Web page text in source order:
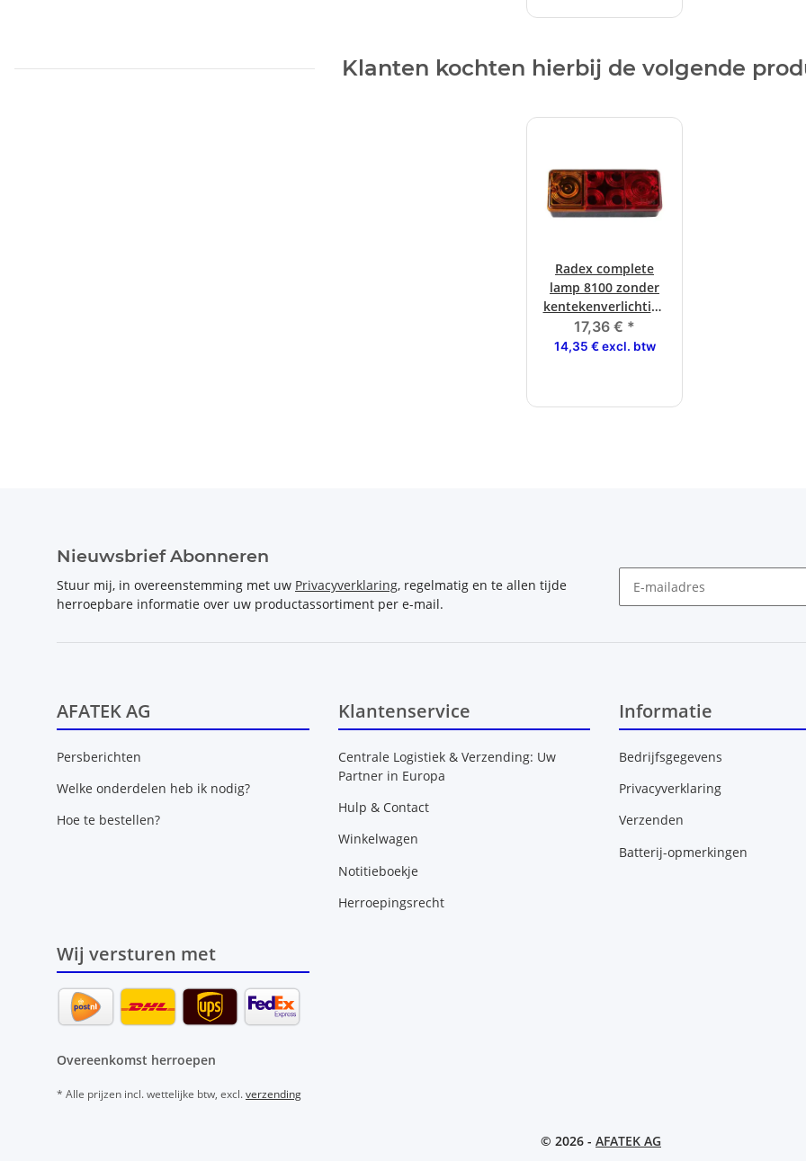
Klanten kochten hierbij de volgende
Radex complete
lamp 8100 zonder
kentekenverlichting
links / rechts
17,36 € *
14,35 € excl. btw
Nieuwsbrief Abonneren
Stuur mij, in overeenstemming met uw Privacyverklaring, regelmatig en te allen tijde
herroepbare informatie over uw productassortiment per e-mail.
AFATEK AG
Persberichten
Welke onderdelen heb ik nodig?
Hoe te bestellen?
Klantenservice
Centrale Logistiek & Verzending: Uw
Partner in Europa
Hulp & Contact
Winkelwagen
Notitieboekje
Herroepingsrecht
Informatie
Bedrijfsgegevens
Privacyverklaring
Verzenden
Batterij-opmerkingen
Wij versturen met
Overeenkomst herroepen
* Alle prijzen incl. wettelijke btw, excl.verzending
© 2026 - AFATEK AG